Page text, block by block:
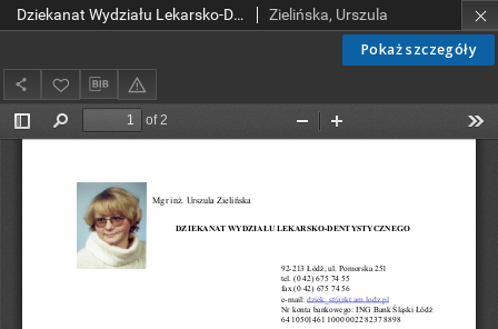
Pokaż szczegóły
Dziekanat Wydziału Lekarsko-Dentystycznego Zielińska, Urszula